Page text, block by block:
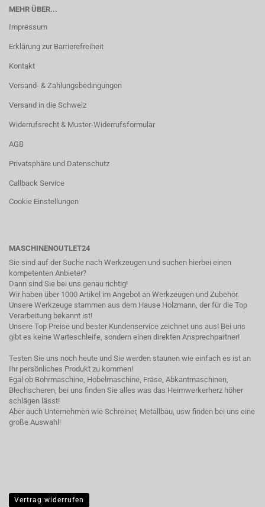
MEHR ÜBER...
Impressum
Erklärung zur Barrierefreiheit
Kontakt
Versand- & Zahlungsbedingungen
Versand in die Schweiz
Widerrufsrecht & Muster-Widerrufsformular
AGB
Privatsphäre und Datenschutz
Callback Service
Cookie Einstellungen
MASCHINENOUTLET24
Sie sind auf der Suche nach Werkzeugen und suchen hierbei einen
kompetenten Anbieter?
Dann sind Sie bei uns genau richtig!
Wir haben über 1000 Artikel im Angebot an Werkzeugen und Zubehör.
Unsere Werkzeuge stammen aus dem Hause Holzmann, der für die Top
Verarbeitung bekannt ist!
Unsere Top Preise und bester Kundenservice zeichnet uns aus! Bei uns
gibt es keine Warteschleife, sondern einen direkten Ansprechpartner!
Testen Sie uns noch heute und Sie werden staunen wie einfach es ist an
Ihr persönliches Produkt zu kommen!
Egal ob Bohrmaschine, Hobelmaschine, Fräse, Abkantmaschinen,
Blechscheren, bei uns finden Sie alles was das Heimwerkerherz höher
schlägen lässt!
Aber auch Unternehmen wie Schreiner, Metallbau, usw finden bei uns eine
große Auswahl!
Vertrag widerrufen